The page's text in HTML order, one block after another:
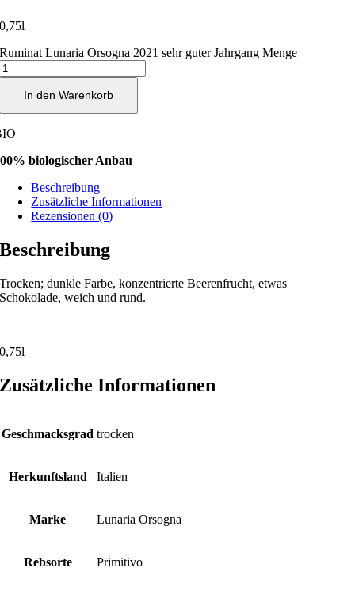
0,75l
Ruminat Lunaria Orsogna 2021 sehr guter Jahrgang Menge
In den Warenkorb
biologischer Anbau
Beschreibung
Zusätzliche Informationen
Rezensionen (0)
Beschreibung
Trocken; dunkle Farbe, konzentrierte Beerenfrucht, etwas
Schokolade, weich und rund.
0,75l
Zusätzliche Informationen
Geschmacksgrad trocken
Herkunftsland Italien
Marke Lunaria Orsogna
Rebsorte Primitivo